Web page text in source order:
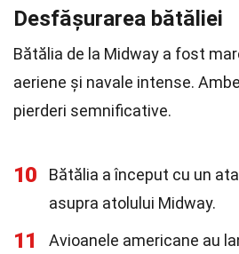
Desfășurarea bătăliei
Bătălia de la Midway a fost
aeriene și navale intense.
pierderi semnificative.
10
Bătălia a început cu un
asupra atolului Midway.
11
Avioanele americane au